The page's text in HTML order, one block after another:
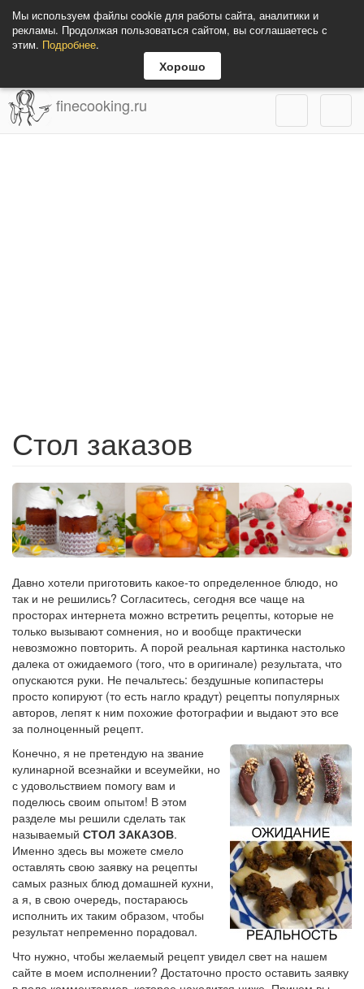
Мы используем файлы cookie для работы сайта, аналитики и
рекламы. Продолжая пользоваться сайтом, вы соглашаетесь с
этим. Подробнее.
Хорошо
finecooking.ru
Стол заказов
Давно хотели приготовить какое-то определенное блюдо, но
так и не решились? Согласитесь, сегодня все чаще на
просторах интернета можно встретить рецепты, которые не
только вызывают сомнения, но и вообще практически
невозможно повторить. А порой реальная картинка настолько
далека от ожидаемого (того, что в оригинале) результата, что
опускаются руки. Не печальтесь: бездушные копипастеры
просто копируют (то есть нагло крадут) рецепты популярных
авторов, лепят к ним похожие фотографии и выдают это все
за полноценный рецепт.
Конечно, я не претендую на звание
кулинарной всезнайки и всеумейки, но
с удовольствием помогу вам и
поделюсь своим опытом! В этом
разделе мы решили сделать так
называемый СТОЛ ЗАКАЗОВ.
Именно здесь вы можете смело
оставлять свою заявку на рецепты
самых разных блюд домашней кухни,
а я, в свою очередь, постараюсь
исполнить их таким образом, чтобы
результат непременно порадовал.
Что нужно, чтобы желаемый рецепт увидел свет на нашем
сайте в моем исполнении? Достаточно просто оставить заявку